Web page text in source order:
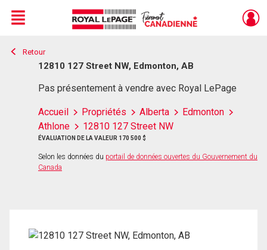
Live
En Direct
Menu
Retour
12810 127 Street NW, Edmonton, AB
Pas présentement à vendre avec Royal LePage
Accueil Propriétés Alberta
Edmonton
Athlone
12810 127 Street NW
ÉVALUATION DE LA VALEUR 170 500 $
Selon les données du portail de données ouvertes du Gouvernement du
Canada